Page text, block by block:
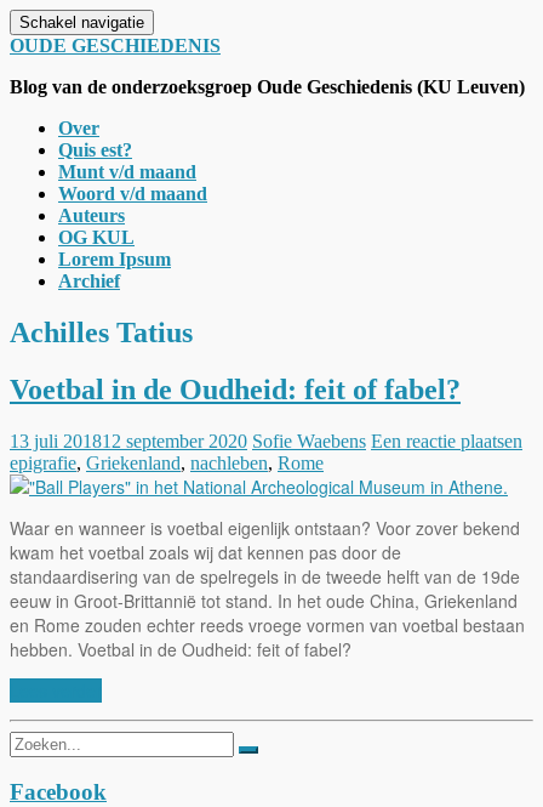
Schakel navigatie
OUDE GESCHIEDENIS
Blog van de onderzoeksgroep Oude Geschiedenis (KU Leuven)
Over
Quis est?
Munt v/d maand
Woord v/d maand
Auteurs
OG KUL
Lorem Ipsum
Archief
Achilles Tatius
Voetbal in de Oudheid: feit of fabel?
13 juli 201812 september 2020 Sofie Waebens Een reactie plaatsen
epigrafie, Griekenland, nachleben, Rome
Waar en wanneer is voetbal eigenlijk ontstaan? Voor zover bekend
kwam het voetbal zoals wij dat kennen pas door de
standaardisering van de spelregels in de tweede helft van de 19de
eeuw in Groot-Brittannië tot stand. In het oude China, Griekenland
en Rome zouden echter reeds vroege vormen van voetbal bestaan
hebben. Voetbal in de Oudheid: feit of fabel?
Zoeken
naar:
Facebook